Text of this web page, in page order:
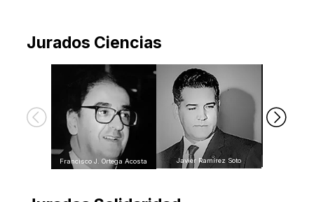
Jurados Ciencias
Francisco J. Ortega Acosta Javier Ramírez Soto